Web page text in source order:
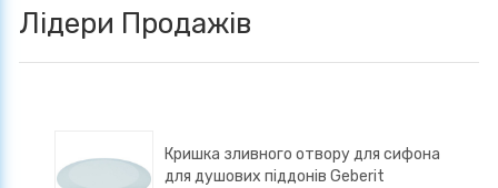
Лідери Продажів
Кришка зливного отвору для сифона
для душових піддонів Geberit